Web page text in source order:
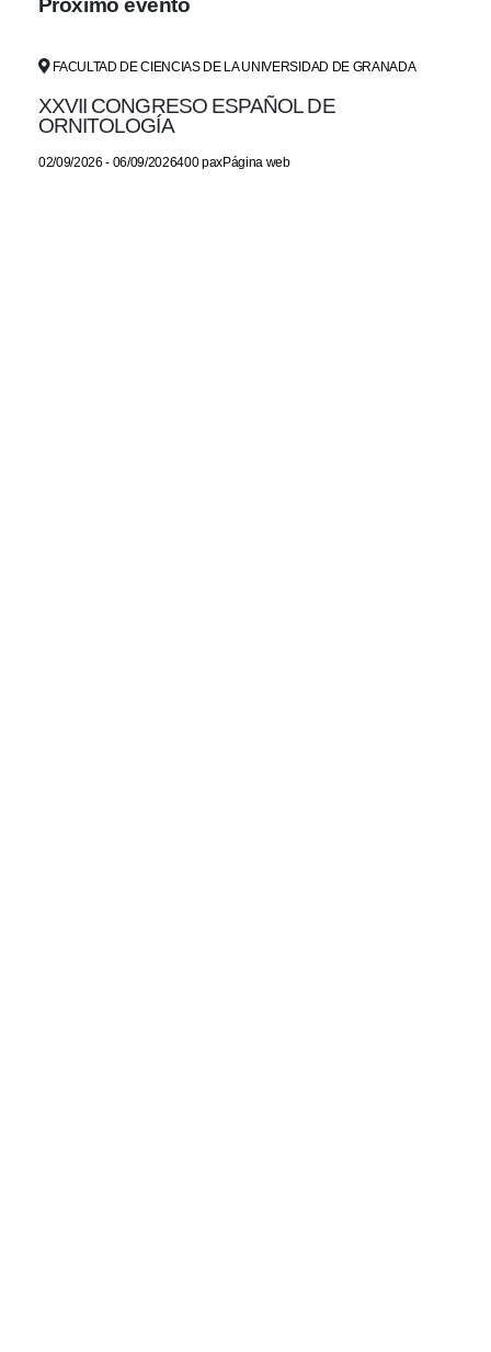
Próximo evento
FACULTAD DE CIENCIAS DE LA UNIVERSIDAD DE GRANADA
XXVII CONGRESO ESPAÑOL DE
ORNITOLOGÍA
02/09/2026 - 06/09/2026400 paxPágina web